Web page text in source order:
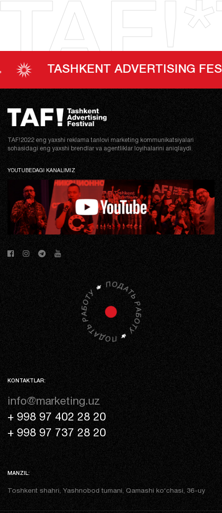
TASHKENT ADVERTISING FESTIVAL
TAF!2022 eng yaxshi reklama tanlovi marketing kommunikatsiyalari
sohasidagi eng yaxshi brendlar va agentliklar loyihalarini aniqlaydi.
YOUTUBEDAGI KANALIMIZ
KONTAKTLAR:
info@marketing.uz
+ 998 97 402 28 20
+ 998 97 737 28 20
MANZIL:
Toshkent shahri, Yashnobod tumani, Qamashi ko‘chasi, 36-uy